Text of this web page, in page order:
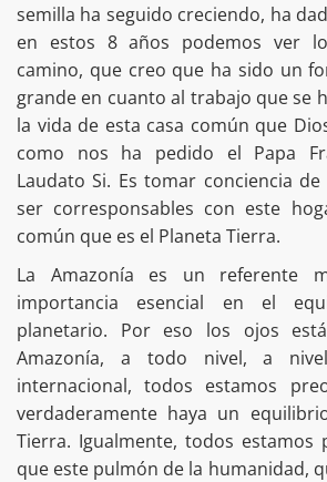
semilla ha seguido creciendo, ha
en estos 8 años podemos ver
camino, que creo que ha sido un
grande en cuanto al trabajo que se
la vida de esta casa común que
como nos ha pedido el Papa
Laudato Si. Es tomar conciencia
ser corresponsables con este
común que es el Planeta Tierra.
La Amazonía es un referente
importancia esencial en el
planetario. Por eso los ojos
Amazonía, a todo nivel, a
internacional, todos estamos
verdaderamente haya un
Tierra. Igualmente, todos estamos
que este pulmón de la humanidad,